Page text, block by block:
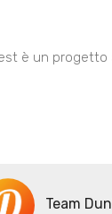
è un progetto
Team